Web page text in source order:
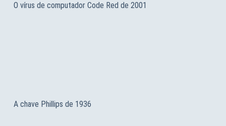
O vírus de computador Code Red de 2001
A chave Phillips de 1936